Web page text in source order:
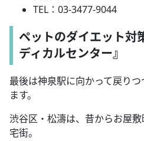
TEL ： 03-3477-9044
ペットのダイエット対
ディカルセンター』
最後は神泉駅に向かって戻り
ます。
渋谷区・松濤は、昔からお屋
宅街。